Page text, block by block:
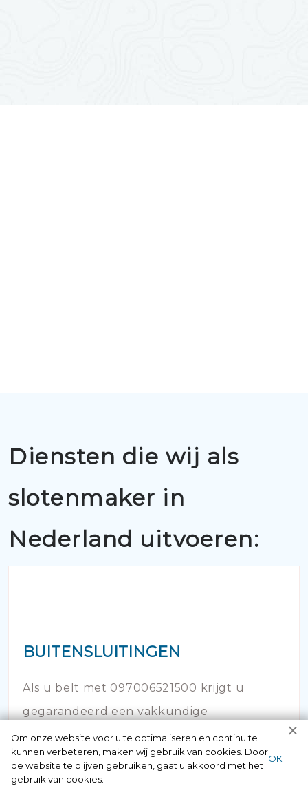
Diensten die wij als
slotenmaker in
Nederland uitvoeren:
BUITENSLUITINGEN
Als u belt met 097006521500 krijgt u
gegarandeerd een vakkundige
slotenmaker aan de lijn. Alle medewerkers
hebben een erkende opleiding gevolgd en
hebben veel kennis op dit vakgebied.
Om onze website voor u te optimaliseren en continu te
kunnen verbeteren, maken wij gebruik van cookies. Door
de website te blijven gebruiken, gaat u akkoord met het
gebruik van cookies.
ОК